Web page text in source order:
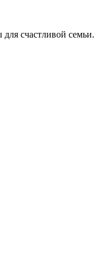
счастливой семьи.